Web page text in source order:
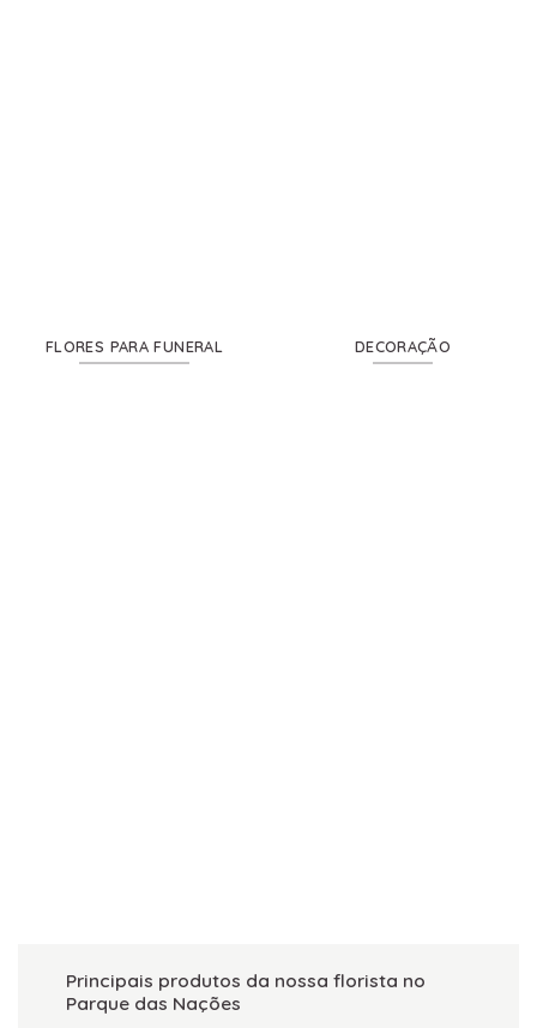
FLORES PARA FUNERAL DECORAÇÃO
Principais produtos da nossa florista no
Parque das Nações